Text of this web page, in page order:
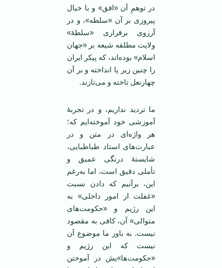
در توهمِ آن «افق» و با خیال
پیروزی بر آن «سلطه»، و در
آرزوی برقراری «سلطۀ»
ولایت مطلقه شیعه بر «جهان
اسلام» بوده‌اند، که پیکر ایران
را چنین زیر پا انداخته و بر آن
چهارنعل تاخته و می‌تازند.
ما تردید نداریم، و در تجربۀ
آموزشی خود آموخته‌ایم که؛
هر واژه‌ای در متن و در
عبارت‌های استاد طباطبایی،
شایستۀ درنگی عمیق و
تأملی دقیق است، اما به‌رغم
این، برآنیم که دادن نسبت
«غفلت از امور داخلی» به
این رژیم و «حکومت‌های
متوالی» آن، کافی به مقصود
نیست. به باور ما موضوع آن
نیست که این رژیم و
«حکومت‌ها»یش در آموختن